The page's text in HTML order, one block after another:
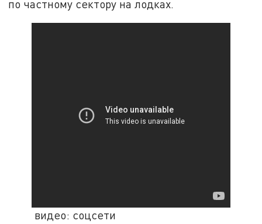
по частному сектору на лодках.
видео: соцсети